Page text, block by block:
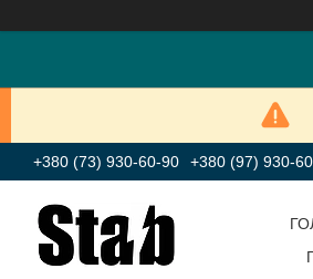
+380 (73) 930-60-90 +380 (97) 930-